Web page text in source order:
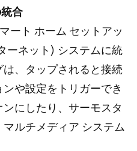
合
ート ホーム セットアッ
ーネット) システムに統
、タップされると接続
や設定をトリガーでき
にしたり、サーモスタ
ルチメディア システム